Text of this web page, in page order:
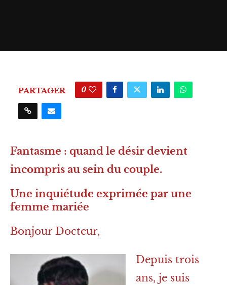
PARTAGER 0
Fantasme : quand le désir devient
incompris au sein du couple.
Une inquiétude exprimée par une
femme mariée
Bonjour Docteur,
Depuis trois
ans, je suis